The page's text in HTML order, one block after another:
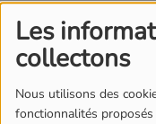
Les
collectons
Nous utilisons des
fonctionnalités
"Jesus
joie " par
Family